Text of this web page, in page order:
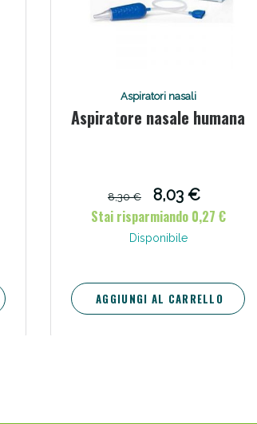
Aspiratori nasali
Aspiratore nasale humana
8,30 €
8,03 €
Stai risparmiando 0,27 €
Disponibile
AGGIUNGI AL CARRELLO